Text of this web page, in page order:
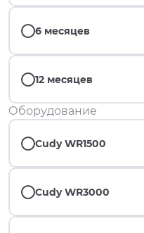
6 месяцев
12 месяцев
Оборудование
Cudy WR1500
Cudy WR3000